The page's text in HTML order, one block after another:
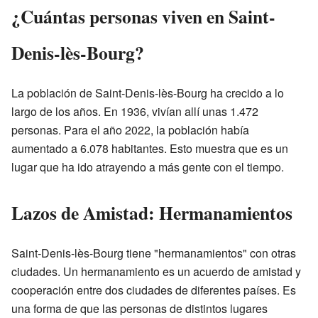
¿Cuántas personas viven en Saint-
Denis-lès-Bourg?
La población de Saint-Denis-lès-Bourg ha crecido a lo
largo de los años. En 1936, vivían allí unas 1.472
personas. Para el año 2022, la población había
aumentado a 6.078 habitantes. Esto muestra que es un
lugar que ha ido atrayendo a más gente con el tiempo.
Lazos de Amistad: Hermanamientos
Saint-Denis-lès-Bourg tiene "hermanamientos" con otras
ciudades. Un hermanamiento es un acuerdo de amistad y
cooperación entre dos ciudades de diferentes países. Es
una forma de que las personas de distintos lugares